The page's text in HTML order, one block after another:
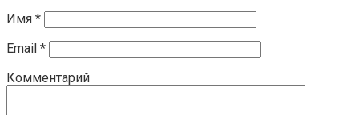
Имя *
Email *
Комментарий